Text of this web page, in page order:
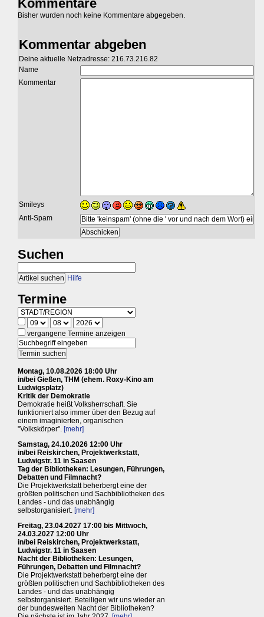
Kommentare
Bisher wurden noch keine Kommentare abgegeben.
Kommentar abgeben
Deine aktuelle Netzadresse: 216.73.216.82
Name
Kommentar
Smileys
Anti-Spam
Suchen
Hilfe
Termine
vergangene Termine anzeigen
Montag, 10.08.2026 18:00 Uhr
in/bei Gießen, THM (ehem. Roxy-Kino am
Ludwigsplatz)
Kritik der Demokratie
Demokratie heißt Volksherrschaft. Sie
funktioniert also immer über den Bezug auf
einem imaginierten, organischen
"Volkskörper". [mehr]
Samstag, 24.10.2026 12:00 Uhr
in/bei Reiskirchen, Projektwerkstatt,
Ludwigstr. 11 in Saasen
Tag der Bibliotheken: Lesungen, Führungen,
Debatten und Filmnacht?
Die Projektwerkstatt beherbergt eine der
größten politischen und Sachbibliotheken des
Landes - und das unabhängig
selbstorganisiert. [mehr]
Freitag, 23.04.2027 17:00 bis Mittwoch,
24.03.2027 12:00 Uhr
in/bei Reiskirchen, Projektwerkstatt,
Ludwigstr. 11 in Saasen
Nacht der Bibliotheken: Lesungen,
Führungen, Debatten und Filmnacht?
Die Projektwerkstatt beherbergt eine der
größten politischen und Sachbibliotheken des
Landes - und das unabhängig
selbstorganisiert. Beteiligen wir uns wieder an
der bundesweiten Nacht der Bibliotheken?